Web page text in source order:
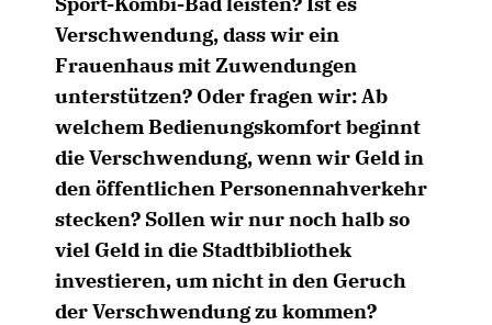
Verschwendung, dass wir ein
Frauenhaus mit Zuwendungen
unterstützen? Oder fragen wir: Ab
welchem Bedienungskomfort beginnt
die Verschwendung, wenn wir Geld in
den öffentlichen Personennahverkehr
stecken? Sollen wir nur noch halb so
viel Geld in die Stadtbibliothek
investieren, um nicht in den Geruch
der Verschwendung zu kommen?